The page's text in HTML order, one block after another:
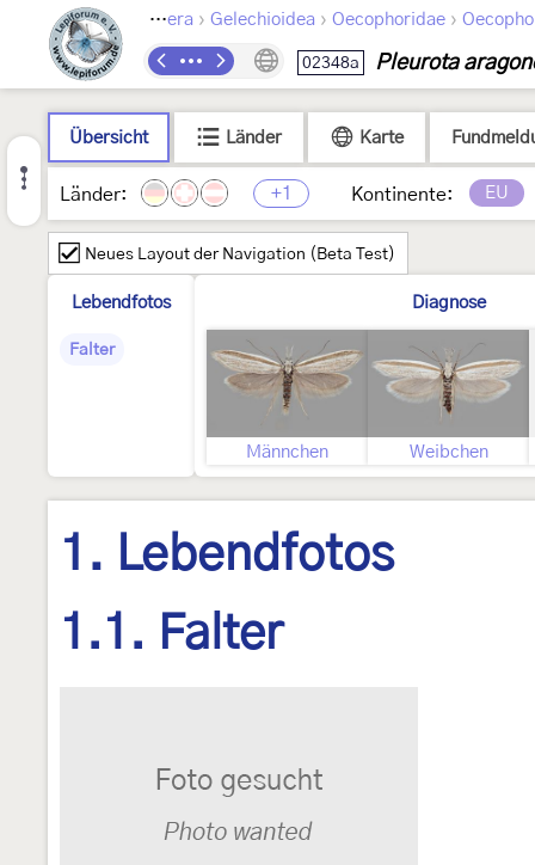
Lepidoptera › Gelechioidea › Oecophoridae ›
02348a Pleurota
Übersicht Länder Karte
Länder: +1 Kontinente: EU
Neues Layout der Navigation (Beta Test)
Lebendfotos
Falter
Diagnose
Männchen Weibchen
1. Lebendfotos
1.1. Falter